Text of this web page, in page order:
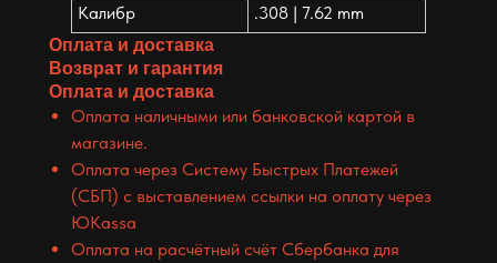
Калибр
.308 | 7.62 mm
Оплата и доставка
Возврат и гарантия
Оплата и доставка
Оплата наличными или банковской картой в
магазине.
Оплата через Систему Быстрых Платежей
(СБП) с выставлением ссылки на оплату через
ЮKassa
Оплата на расчётный счёт Сбербанка для